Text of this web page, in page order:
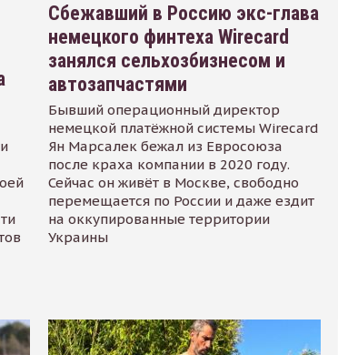
Сбежавший в Россию экс-глава
немецкого финтеха Wirecard
занялся сельхозбизнесом и
автозапчастями
Бывший операционный директор
немецкой платёжной системы Wirecard
Ян Марсалек бежал из Евросоюза
после краха компании в 2020 году.
Сейчас он живёт в Москве, свободно
перемещается по России и даже ездит
на оккупированные территории
Украины